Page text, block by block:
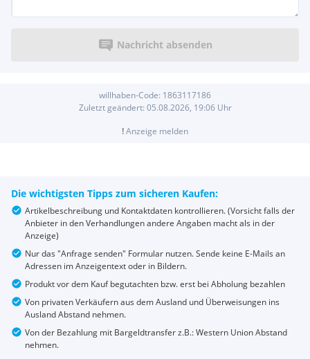
Nachricht absenden
willhaben-Code: 1863117186
Zuletzt geändert: 05.08.2026, 19:06Uhr
!Anzeige melden
Die wichtigsten Tipps zum sicheren Kaufen:
Artikelbeschreibung und Kontaktdaten kontrollieren. (Vorsicht falls der
Anbieter in den Verhandlungen andere Angaben macht als in der
Anzeige)
Nur das "Anfrage senden" Formular nutzen. Sende keine E-Mails an
Adressen im Anzeigentext oder in Bildern.
Produkt vor dem Kauf begutachten bzw. erst bei Abholung bezahlen
Von privaten Verkäufern aus dem Ausland und Überweisungen ins
Ausland Abstand nehmen.
Von der Bezahlung mit Bargeldtransfer z.B.: Western Union Abstand
nehmen.